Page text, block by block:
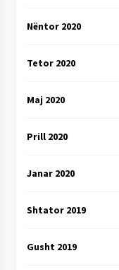
Nëntor 2020
Tetor 2020
Maj 2020
Prill 2020
Janar 2020
Shtator 2019
Gusht 2019